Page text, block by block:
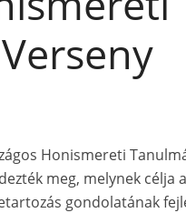
Honismereti
meg, melynek célja
gondolatának